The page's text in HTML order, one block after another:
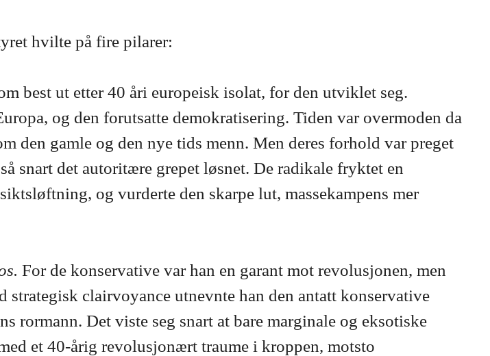
hvilte på fire pilarer:
best ut etter 40 åri europeisk isolat, for den utviklet seg.
og den forutsatte demokratisering. Tiden var overmoden da
den gamle og den nye tids menn. Men deres forhold var preget
snart det autoritære grepet løsnet. De radikale fryktet en
og vurderte den skarpe lut, massekampens mer
For de konservative var han en garant mot revolusjonen, men
strategisk clairvoyance utnevnte han den antatt konservative
rormann. Det viste seg snart at bare marginale og eksotiske
et 40-årig revolusjonært traume i kroppen, motsto